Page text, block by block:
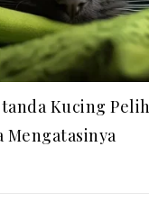
Kucing
Mengatasinya